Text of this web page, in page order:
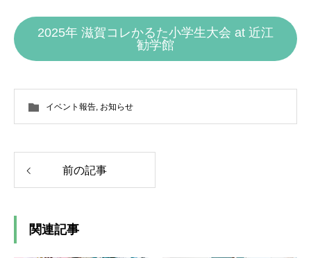
2025年 滋賀コレかるた小学生大会 at 近江
勧学館
イベント報告, お知らせ
前の記事
関連記事